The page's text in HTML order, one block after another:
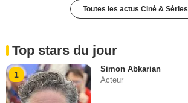
Toutes les actus Ciné & Séries
Top stars du jour
1
Simon Abkarian
Acteur